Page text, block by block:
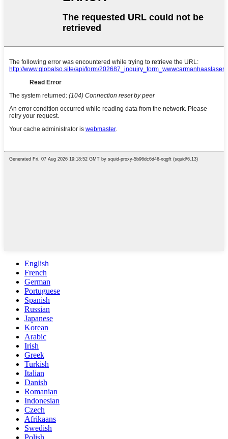
English
French
German
Portuguese
Spanish
Russian
Japanese
Korean
Arabic
Irish
Greek
Turkish
Italian
Danish
Romanian
Indonesian
Czech
Afrikaans
Swedish